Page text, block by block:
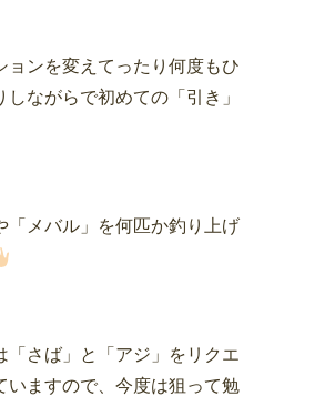
ョンを変えてったり何度もひ
しながらで初めての「引き」
「メバル」を何匹か釣り上げ
「さば」と「アジ」をリクエ
いますので、今度は狙って勉